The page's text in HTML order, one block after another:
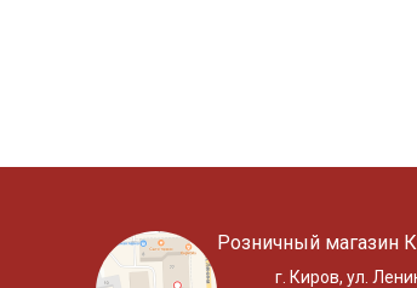
Розничный магазин
г. Киров, ул.